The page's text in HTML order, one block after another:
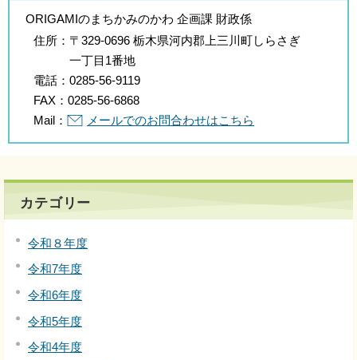
ORIGAMIのまちかみのかわ 企画課 財政係
住所： 〒329-0696 栃木県河内郡上三川町しらさぎ
一丁目1番地
電話： 0285-56-9119
FAX： 0285-56-6868
Mail：
メールでのお問合わせはこちら
カテゴリー
令和８年度
令和7年度
令和6年度
令和5年度
令和4年度